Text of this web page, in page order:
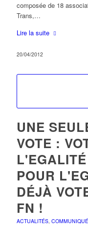
composée de 18
Trans,…
Lire la suite
20/04/2012
UNE
VOTE :
POUR
DÉJÀ
FN !
ACTUALITÉS,